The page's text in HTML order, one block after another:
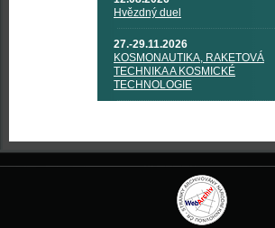
Hvězdný duel
27.-29.11.2026
KOSMONAUTIKA, RAKETOVÁ
TECHNIKA A KOSMICKÉ
TECHNOLOGIE